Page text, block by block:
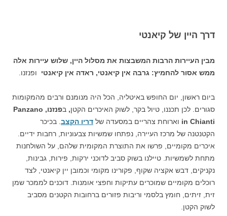
דרך היין של קיאנטי
מבין העיירות הרבות המשבצות את מסלול היין, שלוש עיירות אלה
ממש אסור להחמיץ: גרבה אין קיאנטי, ראדה אין קיאנטי ופנזנו.
ביום ראשון, יום החופש באיטליה, הכל היה מנומנם ורבים מהמקומות
סגורים. לכן תכננו, טיול בקר, לשוק האיכרים הקטן, בפנזנו, Panzano
in Chianti וארוחת צהריים במסעדה של דריו הקצב. בכיכר
הקטנטנה של מרכז העיירה, נפתחו שמשיות צבעוניות, רחבות ידיים.
איכרים מקומיים, פרשו את התוצרת המקומית שלהם, על השולחנות
מתחת לשמשיות. טיילנו בשוק סביב לדוכני ירקות, פירות, גבינות,
נקניקים, דבש אקציה שקוף, פקורינו מקומי וכמובן יין קיאנטי, לצד
רוכלים מקומיים שמוכרים עתיקות וחפצי אומנות. דוכנים לממכר שמן
זית, זיתים, חומץ בלסמי וריבות פזורים ברחובות הקטנים מסביב
לשוק הקטן.